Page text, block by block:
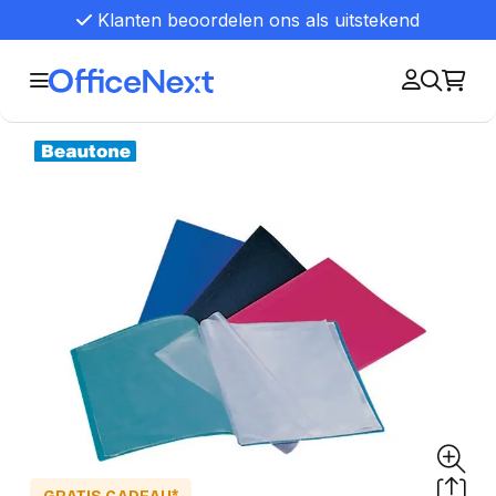
Klanten beoordelen ons als uitstekend